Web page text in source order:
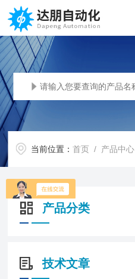
当前位置：首页 / 产品中心
产品分类
技术文章